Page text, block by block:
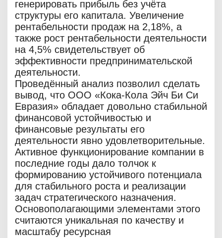
генерировать прибыль без учёта
структуры его капитала. Увеличение
рентабельности продаж на 2,18%, а
также рост рентабельности деятельности
на 4,5% свидетельствует об
эффективности предпринимательской
деятельности.
Проведённый анализ позволил сделать
вывод, что ООО «Кока-Кола Эйч Би Си
Евразия» обладает довольно стабильной
финансовой устойчивостью и
финансовые результаты его
деятельности явно удовлетворительные.
Активное функционирование компании в
последние годы дало толчок к
формированию устойчивого потенциала
для стабильного роста и реализации
задач стратегического назначения.
Основополагающими элементами этого
считаются уникальная по качеству и
масштабу ресурсная